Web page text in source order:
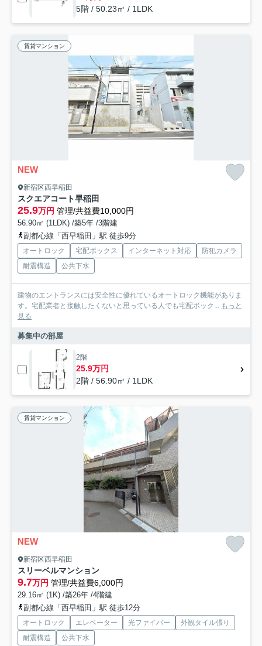
5階 / 50.23㎡ / 1LDK
賃貸マンション
NEW
新宿区西早稲田
スクエアコート早稲田
25.9万円 管理/共益費10,000円
56.90㎡ (1LDK) /築5年 /3階建
副都心線「西早稲田」駅 徒歩9分
オートロック 宅配ボックス インターネット対応
防犯カメラ
耐震構造
公共下水
建物のエントランスには安全性に優れているオートロック機能がありま
す。宅配業者と接触したくないと思っている人でも宅配ボック... もっと
見る
募集中の部屋
2階
25.9万円
2階 / 56.90㎡ / 1LDK
賃貸マンション
NEW
新宿区西早稲田
スリーベルマンション
9.7万円 管理/共益費6,000円
29.16㎡ (1K) /築26年 /4階建
副都心線「西早稲田」駅 徒歩12分
オートロック エレベーター 光ファイバー
外観タイル張り
耐震構造
公共下水